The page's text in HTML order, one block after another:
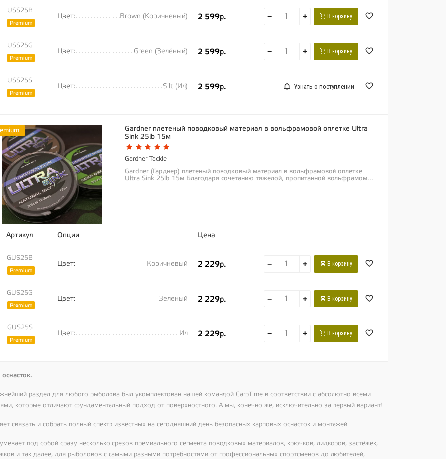
USS25B
Premium
Цвет: Brown (Коричневый) 2 599р. − + В корзину
USS25G
Premium
Цвет: Green (Зелёный) 2 599р. − + В корзину
USS25S
Premium
Цвет: Silt (Ил) 2 599р. Узнать о поступлении
Gardner плетеный поводковый материал в вольфрамовой оплетке Ultra
Sink 25lb 15м
Gardner Tackle
Gardner (Гарднер) плетеный поводковый материал в вольфрамовой оплетке
Ultra Sink 25lb 15м Благодаря сочетанию тяжелой, пропитанной вольфрамом...
Артикул Опции Цена
GUS25B
Premium
Цвет: Коричневый 2 229р. − + В корзину
GUS25G
Premium
Цвет: Зеленый 2 229р. − + В корзину
GUS25S
Premium
Цвет: Ил 2 229р. − + В корзину
оснасток.
раздел для любого рыболова был укомплектован нашей командой CarpTime в соответствии с абсолютно всеми
которые отличают фундаментальный подход от поверхностного. А мы, конечно же, исключительно за первый вариант!
связать и собрать полный спектр известных на сегодняшний день безопасных карповых оснасток и монтажей
под собой сразу несколько срезов премиального сегмента поводковых материалов, крючков, лидкоров, застёжек,
и так далее, для рыболовов с самыми разными потребностями от профессиональных спортсменов до любителей,